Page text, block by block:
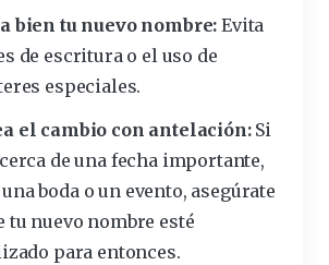
bien tu nuevo nombre: Evita
de escritura o el uso de
especiales.
el cambio con antelación:Si
de una fecha importante,
boda o un evento, asegúrate
tu nuevo nombre esté
para entonces.